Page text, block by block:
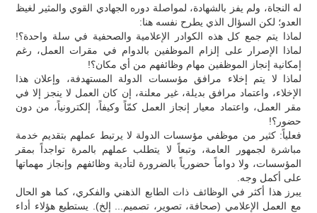
له النجاة، ولم يفز بالشهادة، لمواصلة دوره الجهادي القوي والمثير لغيظ
العدو؛ لكن السؤال الذي يطرح نفسه هنا:
لماذا يتم جمع كل هذه الكوادر الإعلامية والصحفية في سلة واحدة؟!
لماذا الإصرار على إلزام الموظفين بالدوام في مقرات العمل، رغم
إمكانية إنجاز الموظفين مهام وظائفهم من أي مكان؟!
لماذا لا يتم إخلاء مرافق مؤسسات الدولة المستهدفة، وإعلان هذا
الإخلاء، واعتماد مرافق بديلة، غير معلنة، إن كان العمل لا ينجز إلا في
مقر العمل، واعتماد معيار إنجاز العمل كمّاً وكيفاً، إلكترونياً، من دون
حضور؟!
فعلياً: كثير من موظفي مؤسسات الدولة لا يرتبط عملهم بتقديم خدمة
مباشرة لجمهور العامة، وتبعاً لا يتطلب عملهم بالمرة تواجداً بمقر
المؤسسات، ولا دواماً حضورياً بالضرورة لتأدية وظائفهم وإنجاز مهماتها
على أكمل وجه.
يبرز هذا أكثر في الوظائف ذات الطابع الذهني والفكري، كما هو الحال
مع العمل الإعلامي (صحافة، تصوير، تصميم... إلخ). يستطيع هؤلاء أداء